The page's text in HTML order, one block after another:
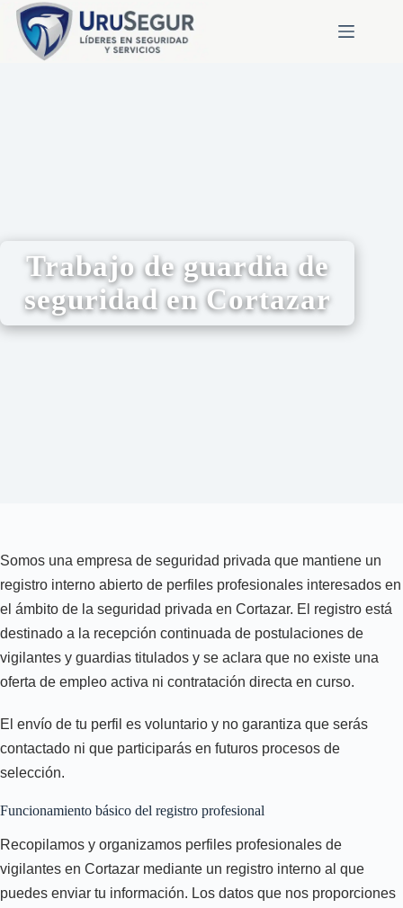
Trabajo de guardia de
seguridad en Cortazar
Somos una empresa de seguridad privada que mantiene un
registro interno abierto de perfiles profesionales interesados en
el ámbito de la seguridad privada en Cortazar. El registro está
destinado a la recepción continuada de postulaciones de
vigilantes y guardias titulados y se aclara que no existe una
oferta de empleo activa ni contratación directa en curso.
El envío de tu perfil es voluntario y no garantiza que serás
contactado ni que participarás en futuros procesos de
selección.
Funcionamiento básico del registro profesional
Recopilamos y organizamos perfiles profesionales de
vigilantes en Cortazar mediante un registro interno al que
puedes enviar tu información. Los datos que nos proporciones